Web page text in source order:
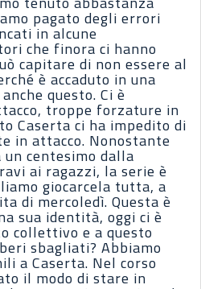
pagato degli errori
in alcune
che finora ci hanno
capitare di non essere al
è accaduto in una
questo. Ci è
troppe forzature in
Caserta ci ha impedito di
in attacco. Nonostante
centesimo dalla
ai ragazzi, la serie è
giocarcela tutta, a
di mercoledì. Questa è
sua identità, oggi ci è
collettivo e a questo
sbagliati? Abbiamo
a Caserta. Nel corso
il modo di stare in